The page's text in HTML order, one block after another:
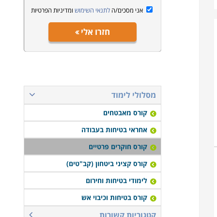
אני מסכים/הלתנאי השימוש ומדיניות הפרטיות
חזרו אלי
מסלולי לימוד
קורס מאבטחים
אחראי בטיחות בעבודה
קורס חוקרים פרטיים
קורס קציני ביטחון (קב"טים)
לימודי בטיחות וחירום
קורס בטיחות וכיבוי אש